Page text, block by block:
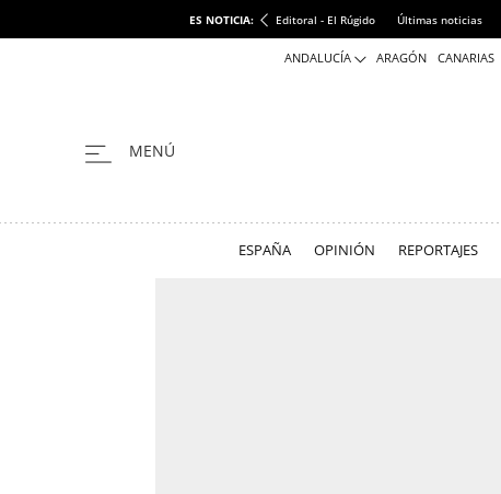
ES NOTICIA: Editoral - El Rúgido Últimas noticias
ANDALUCÍA ARAGÓN CANARIAS
ESPAÑA OPINIÓN REPORTAJES